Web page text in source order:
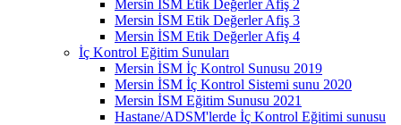
Mersin İSM Etik Değerler Afiş 2
Mersin İSM Etik Değerler Afiş 3
Mersin İSM Etik Değerler Afiş 4
İç Kontrol Eğitim Sunuları
Mersin İSM İç Kontrol Sunusu 2019
Mersin İSM İç Kontrol Sistemi sunu 2020
Mersin İSM Eğitim Sunusu 2021
Hastane/ADSM'lerde İç Kontrol Eğitimi sunusu